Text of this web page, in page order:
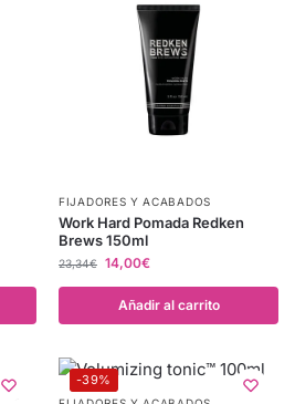
FIJADORES Y ACABADOS
Work Hard Pomada Redken
Brews 150ml
23,34€ 14,00€
Añadir al carrito
-39%